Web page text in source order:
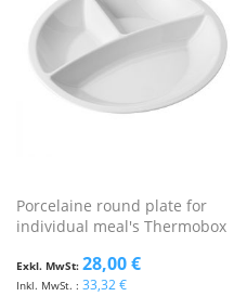
Porcelaine round plate for
individual meal's Thermobox
33,32 €
28,00 €